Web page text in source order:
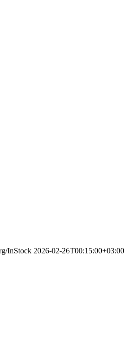
InStock 2026-02-26T00:15:00+03:00